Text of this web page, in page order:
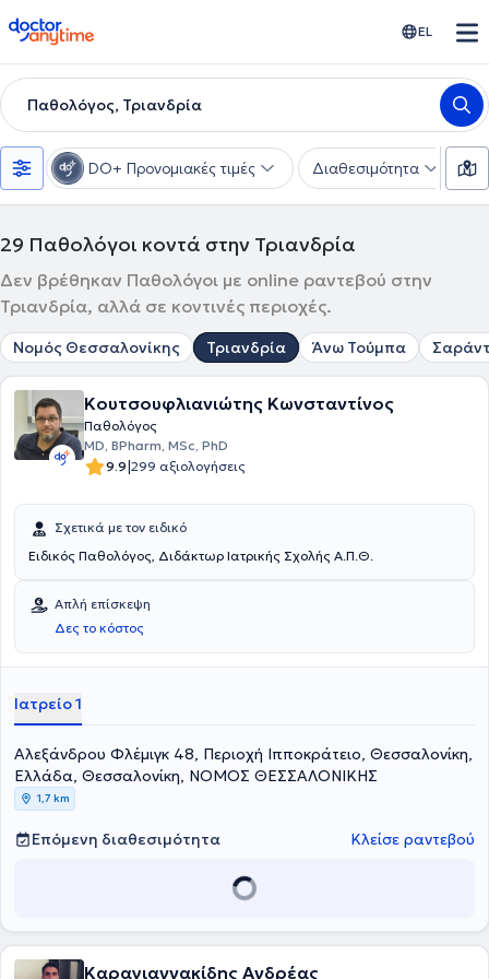
doctoranytime EL
Παθολόγος, Τριανδρία
DO+ Προνομιακές τιμές Διαθεσιμότητα
29 Παθολόγοι κοντά στην Τριανδρία
Δεν βρέθηκαν Παθολόγοι με online ραντεβού στην
Τριανδρία, αλλά σε κοντινές περιοχές.
Νομός Θεσσαλονίκης Τριανδρία Άνω Τούμπα
Κουτσουφλιανιώτης Κωνσταντίνος
Παθολόγος
MD, BPharm, MSc, PhD
9.9|299 αξιολογήσεις
Σχετικά με τον ειδικό
Ειδικός Παθολόγος, Διδάκτωρ Ιατρικής Σχολής Α.Π.Θ.
Απλή επίσκεψη
Δες το κόστος
Ιατρείο 1
Αλεξάνδρου Φλέμιγκ 48, Περιοχή Ιπποκράτειο, Θεσσαλονίκη,
Ελλάδα, Θεσσαλονίκη, ΝΟΜΟΣ ΘΕΣΣΑΛΟΝΙΚΗΣ
1,7 km
Επόμενη διαθεσιμότητα Κλείσε ραντεβού
Καραγιαννακίδης Ανδρέας